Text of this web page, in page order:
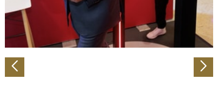
personalisieren, Funktionen für soziale Medien anbieten
zu können und die Zugriffe auf unsere Website zu
analysieren. Außerdem geben wir Informationen zu Ihrer
Verwendung unserer Website an unsere Partner für
Partner führen diese Informationen möglicherweise mit
weiteren Daten zusammen, die Sie ihnen bereitgestellt